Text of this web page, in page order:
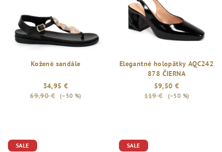
Kožené sandále
34,95 €
69,90 €
(–50 %)
Elegantné holopätky AQC242
878 ČIERNA
59,50 €
119 €
(–50 %)
SALE SALE